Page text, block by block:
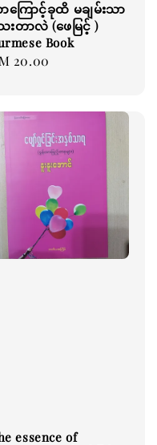
ကြောင့်ခုထိ မချမ်းသာ
းတာလဲ (ဖေမြင့် )
Book
20.00
essence of